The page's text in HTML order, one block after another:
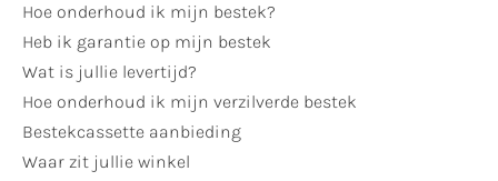
Hoe onderhoud ik mijn bestek?
Heb ik garantie op mijn bestek
Wat is jullie levertijd?
Hoe onderhoud ik mijn verzilverde bestek
Bestekcassette aanbieding
Waar zit jullie winkel